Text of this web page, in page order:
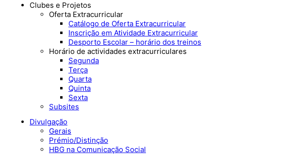
Clubes e Projetos
Oferta Extracurricular
Catálogo de Oferta Extracurricular
Inscrição em Atividade Extracurricular
Desporto Escolar – horário dos treinos
Horário de actividades extracurriculares
Segunda
Terça
Quarta
Quinta
Sexta
Subsites
Divulgação
Gerais
Prémio/Distinção
HBG na Comunicação Social